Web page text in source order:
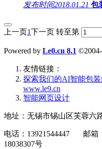
发布时间2018.01.21 包
上一页1下一页 转至第
Powered by Le0.cn 8.1
友情链接：
探索我们的‌AI智能包
www.le9.cn
智能网页设计
地址：无锡市锡山区芙蓉六
电话：13921544447 邮
18038307号